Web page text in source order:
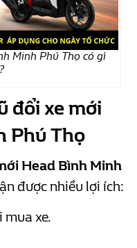
Minh Phú Thọ có gì
đổi xe mới
Phú Thọ
Head Bình Minh
được nhiều lợi ích:
mua xe.